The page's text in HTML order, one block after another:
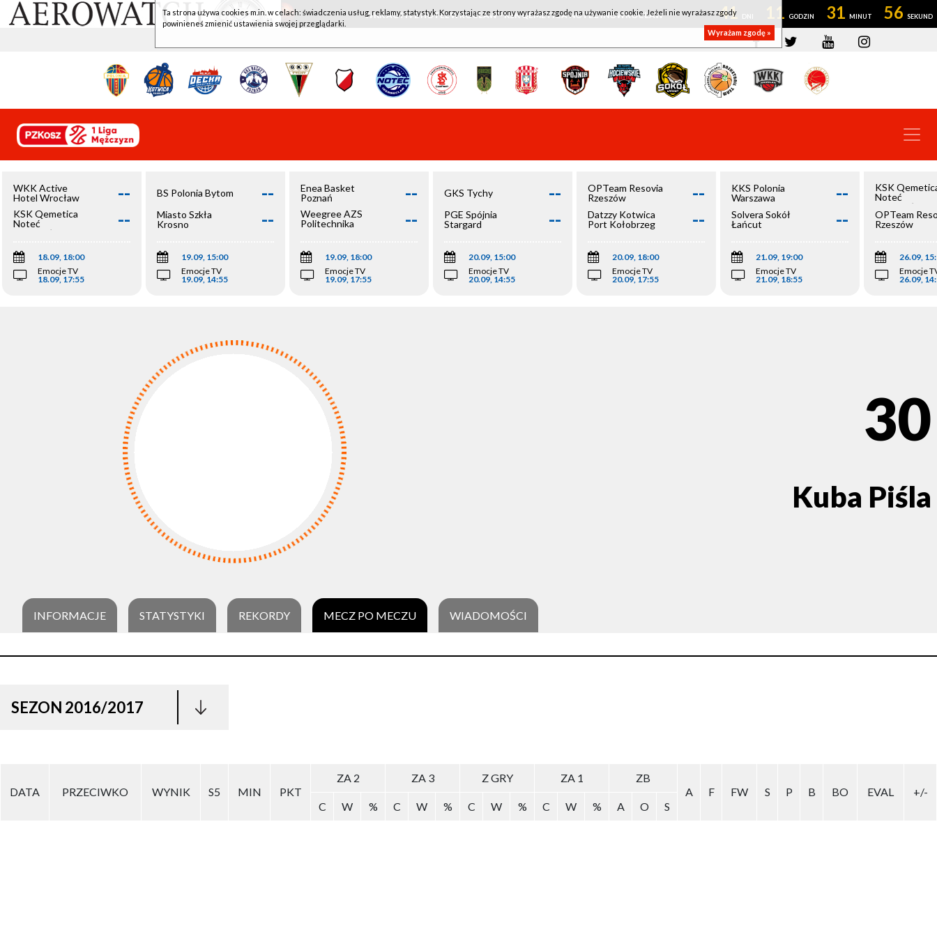
WKK ACTIVE HOTEL WROCŁAW - KSK QEMETICA NOTEĆ INOWROCŁAW 41 11 31 56
WKK Active
Hotel Wrocław
--
KSK Qemetica
Noteć
Inowrocław
--
18.09, 18:00
Emocje TV
18.09, 17:55
BS Polonia Bytom --
Miasto Szkła
Krosno
--
19.09, 15:00
Emocje TV
19.09, 14:55
Enea Basket
Poznań
--
Weegree AZS
Politechnika
--
19.09, 18:00
Emocje TV
19.09, 17:55
GKS Tychy --
PGE Spójnia
Stargard
--
20.09, 15:00
Emocje TV
20.09, 14:55
OPTeam Resovia
Rzeszów
--
Datzzy Kotwica
Port Kołobrzeg
--
20.09, 18:00
Emocje TV
20.09, 17:55
KKS Polonia
Warszawa
--
Solvera Sokół
Łańcut
--
21.09, 19:00
Emocje TV
21.09, 18:55
KSK
Noteć
Inowrocław
OPTeam
Rzeszów
26.09,
Emocje
26.09,
30
Kuba Piśla
INFORMACJE STATYSTYKI REKORDY MECZ PO MECZU WIADOMOŚCI
SEZON 2016/2017
DATA PRZECIWKO WYNIK S5 MIN PKT
ZA 2 ZA 3 Z GRY ZA 1
ZB
A
F FW S P B BO EVAL
+/-
C
W % C W % C W % C W % A O S
Ta strona używa cookies m.in. w celach: świadczenia usług, reklamy, statystyk. Korzystając ze strony wyrażasz zgodę na używanie cookie. Jeżeli nie wyrażasz zgody
powinieneś zmienić ustawienia swojej przeglądarki.
Wyrażam zgodę »